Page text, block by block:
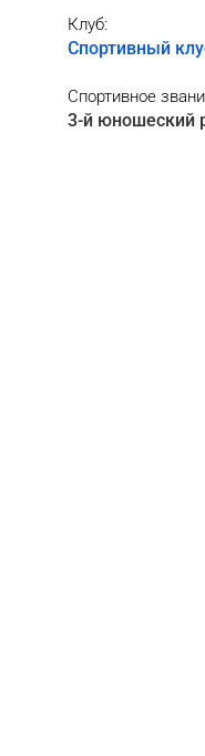
Клуб:
Спортивный
Спортивное
3-й юношеский